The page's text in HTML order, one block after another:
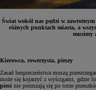
Świat wokół nas pędzi w
różnych punktach miasta, a
musimy
Kierowca, rowerzysta, pieszy
Zasad bezpieczeństwa muszą
może się kojarzyć z wyścigami, gdzie
piesi nie poruszają się po torze